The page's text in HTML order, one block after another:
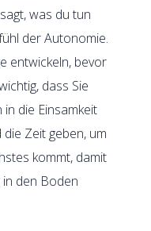
was du tun
der Autonomie.
entwickeln, bevor
dass Sie
die Einsamkeit
Zeit geben, um
kommt, damit
den Boden